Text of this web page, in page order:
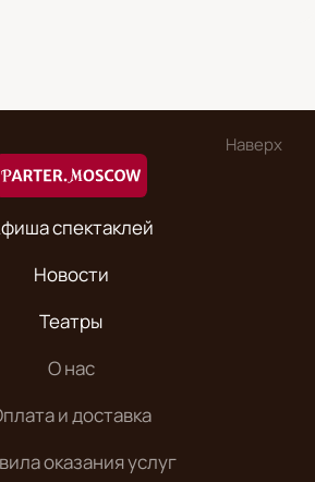
Наверх
спектаклей
Новости
Театры
О нас
и доставка
оказания услуг